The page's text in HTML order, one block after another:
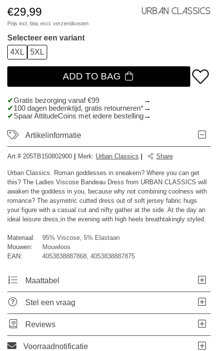
€29,99
Prijs incl. btw, excl. verzendkosten
Urban Classics
Selecteer een variant
4XL
5XL
ADD TO BAG
Gratis bezorging vanaf €99
100 dagen bedenktijd, gratis retourneren*
Spaar AttitudeCoins met iedere bestelling
Artikelinformatie
Art.# 205TB150802900 Merk: Urban Classics Share
Urban Classics. Roman goddesses in sneakern? Where you can get
this? The Ladies Viscose Bandeau Dress from URBAN CLASSICS will
awaken the goddess in you, because why not combining coolness with
romance? The asymetric cutted dress out of soft jersey fabric hugs
your figure with a casual cut and nifty gather at the side. At the day an
ideal leisure dress,in the evening with high heels breathtakingly styled.
Materiaal:
95% Viscose, 5% Elastaan
Mouwen:
Mouwloos
EAN:
4053838887868, 4053838887875
Maattabel
Stel een vraag
Reviews
Voorraadnotificatie